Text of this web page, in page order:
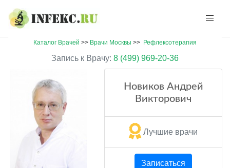
Каталог Врачей >> Врачи Москвы >> Рефлексотерапия
Запись к Врачу: 8 (499) 969-20-36
Новиков Андрей
Викторович
Лучшие врачи
Записаться